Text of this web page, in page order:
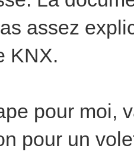
assez
KNX.
pour moi,
pour un